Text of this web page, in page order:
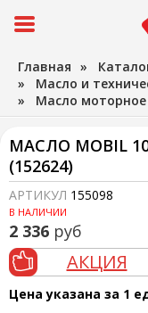
Главная »
» Масло и
» Масло моторное
МАСЛО MOBIL
(152624)
АРТИКУЛ 155098
В НАЛИЧИИ
2 336 руб
АКЦИЯ
Цена указана за 1